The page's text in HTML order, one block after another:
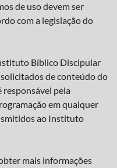
de uso devem ser
com a legislação do
Bíblico Discipular
de conteúdo do
pela
em qualquer
ao Instituto
mais informações